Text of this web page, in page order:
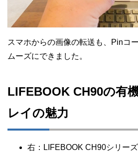
スマホからの画像の転送も、Pinコ
ムーズにできました。
LIFEBOOK CH90の有
レイの魅力
右：LIFEBOOK CH90シリー